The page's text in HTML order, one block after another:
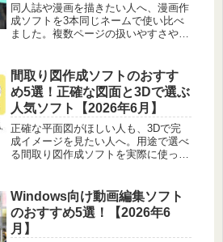
同人誌や漫画を描きたい人へ、漫画作
成ソフトを3本同じネームで使い比べ
ました。複数ページの扱いやすさやト
間取り図作成ソフトのおすす
め5選！正確な図面と3Dで選ぶ
人気ソフト【2026年6月】
正確な平面図がほしい人も、3Dで完
成イメージを見たい人へ。用途で選べ
る間取り図作成ソフトを実際に使った
Windows向け動画編集ソフト
のおすすめ5選！【2026年6
月】